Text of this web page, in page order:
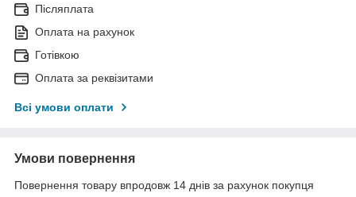
Післяплата
Оплата на рахунок
Готівкою
Оплата за реквізитами
Всі умови оплати
Умови повернення
Повернення товару впродовж 14 днів за рахунок покупця